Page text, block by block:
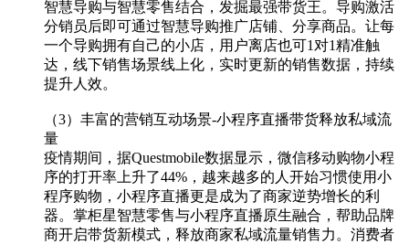
智慧导购与智慧零售结合，发掘最强带货王。导购激活
分销员后即可通过智慧导购推广店铺、分享商品。让每
一个导购拥有自己的小店，用户离店也可1对1精准触
达，线下销售场景线上化，实时更新的销售数据，持续
提升人效。
（3）丰富的营销互动场景-小程序直播带货释放私域流
量
疫情期间，据Questmobile数据显示，微信移动购物小程
序的打开率上升了44%，越来越多的人开始习惯使用小
程序购物，小程序直播更是成为了商家逆势增长的利
器。掌柜星智慧零售与小程序直播原生融合，帮助品牌
商开启带货新模式，释放商家私域流量销售力。消费者